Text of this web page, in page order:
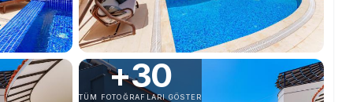
+30
TÜM FOTOĞRAFLARI GÖSTER